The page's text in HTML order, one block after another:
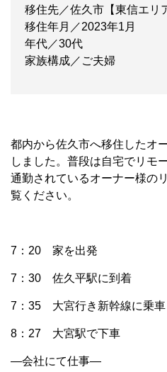
移住先／佐久市【東信エリ
移住年月／2023年1月
年代／30代
家族構成／ご夫婦
都内から佐久市へ移住したオ
しました。普段は自宅でリモ
通勤されているオーナー様の
覧ください。
7：20 家を出発
7：30 佐久平駅に到着
7：35 大宮行き新幹線に乗車
8：27 大宮駅で下車
―会社にて仕事―